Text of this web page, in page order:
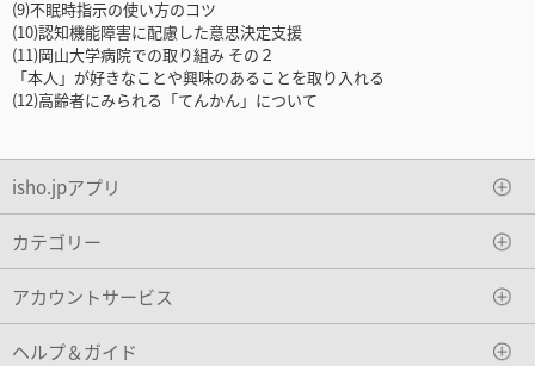
(9)不眠時指示の使い方のコツ
(10)認知機能障害に配慮した意思決定支援
(11)岡山大学病院での取り組み その２
「本人」が好きなことや興味のあることを取り入れる
(12)高齢者にみられる「てんかん」について
isho.jpアプリ
カテゴリー
アカウントサービス
ヘルプ＆ガイド